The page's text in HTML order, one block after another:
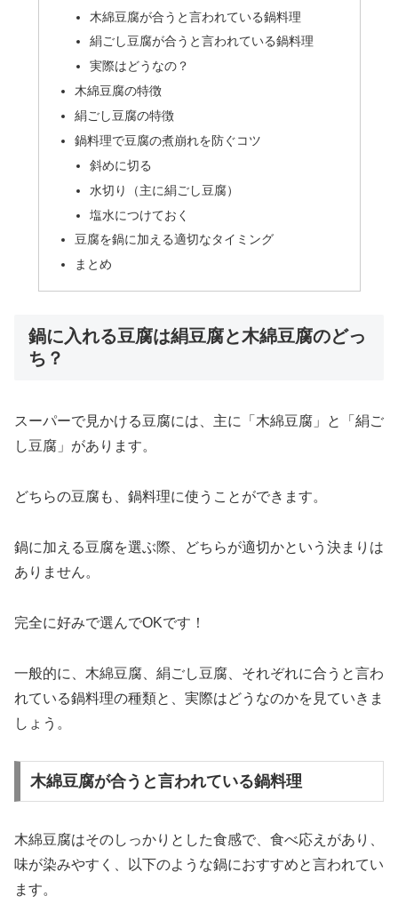
木綿豆腐が合うと言われている鍋料理
絹ごし豆腐が合うと言われている鍋料理
実際はどうなの？
木綿豆腐の特徴
絹ごし豆腐の特徴
鍋料理で豆腐の煮崩れを防ぐコツ
斜めに切る
水切り（主に絹ごし豆腐）
塩水につけておく
豆腐を鍋に加える適切なタイミング
まとめ
鍋に入れる豆腐は絹豆腐と木綿豆腐のどっ
ち？
スーパーで見かける豆腐には、主に「木綿豆腐」と「絹ご
し豆腐」があります。
どちらの豆腐も、鍋料理に使うことができます。
鍋に加える豆腐を選ぶ際、どちらが適切かという決まりは
ありません。
完全に好みで選んでOKです！
一般的に、木綿豆腐、絹ごし豆腐、それぞれに合うと言わ
れている鍋料理の種類と、実際はどうなのかを見ていきま
しょう。
木綿豆腐が合うと言われている鍋料理
木綿豆腐はそのしっかりとした食感で、食べ応えがあり、
味が染みやすく、以下のような鍋におすすめと言われてい
ます。